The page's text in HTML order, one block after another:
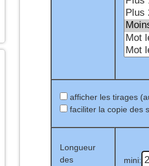
afficher les tirages
faciliter la copie des
Longueur
des
mini: